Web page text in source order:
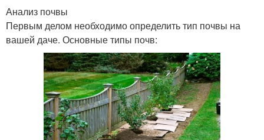
Анализ почвы
Первым делом необходимо определить тип почвы на
вашей даче. Основные типы почв: